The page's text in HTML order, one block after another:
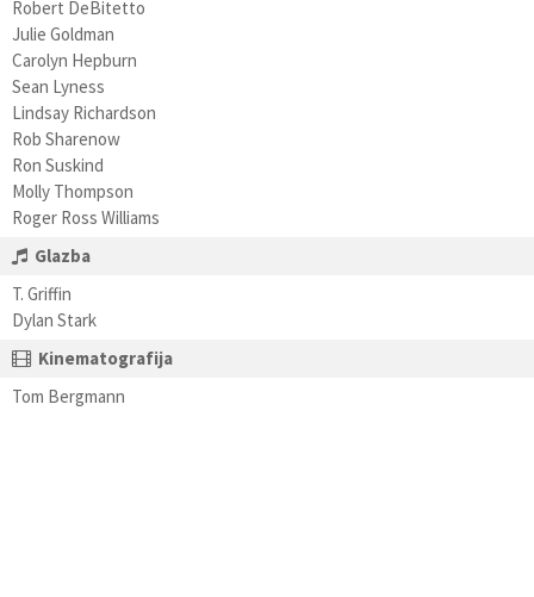
Robert DeBitetto
Julie Goldman
Carolyn Hepburn
Sean Lyness
Lindsay Richardson
Rob Sharenow
Ron Suskind
Molly Thompson
Roger Ross Williams
Glazba
T. Griffin
Dylan Stark
Kinematografija
Tom Bergmann